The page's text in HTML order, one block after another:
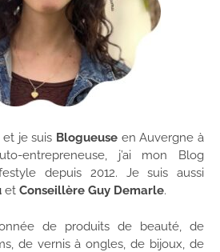
et je suis Blogueuse en Auvergne à
entrepreneuse, j’ai mon Blog
depuis 2012. Je suis aussi
et Conseillère Guy Demarle.
de produits de beauté, de
de vernis à ongles, de bijoux, de